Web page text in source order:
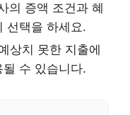
의 증액 조건과 혜
선택을 하세요.
상치 못한 지출에
수 있습니다.